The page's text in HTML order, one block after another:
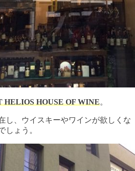
HELIOS HOUSE OF WINE。
し、ウイスキーやワインが欲しくな
しょう。